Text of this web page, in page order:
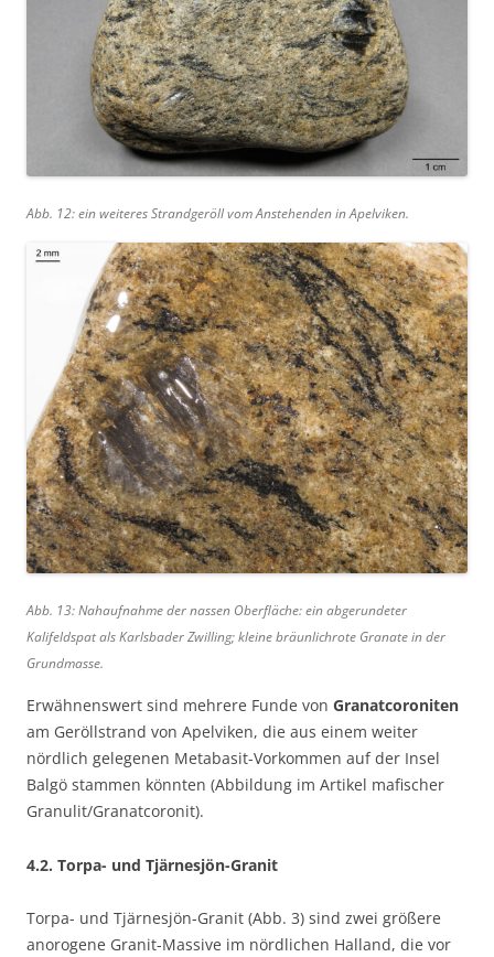
Abb. 12: ein weiteres Strandgeröll vom Anstehenden in Apelviken.
Abb. 13: Nahaufnahme der nassen Oberfläche: ein abgerundeter
Kalifeldspat als Karlsbader Zwilling; kleine bräunlichrote Granate in der
Grundmasse.
Erwähnenswert sind mehrere Funde von Granatcoroniten
am Geröllstrand von Apelviken, die aus einem weiter
nördlich gelegenen Metabasit-Vorkommen auf der Insel
Balgö stammen könnten (Abbildung im Artikel mafischer
Granulit/Granatcoronit).
4.2. Torpa- und Tjärnesjön-Granit
Torpa- und Tjärnesjön-Granit (Abb. 3) sind zwei größere
anorogene Granit-Massive im nördlichen Halland, die vor